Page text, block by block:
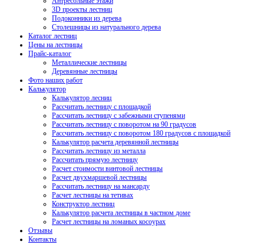
3D проекты лестниц
Подоконники из дерева
Столешницы из натурального дерева
Каталог лестниц
Цены на лестницы
Прайс-каталог
Металлические лестницы
Деревянные лестницы
Фото наших работ
Калькулятор
Калькулятор лесниц
Рассчитать лестницу с площадкой
Рассчитать лестницу с забежными ступенями
Рассчитать лестницу с поворотом на 90 градусов
Рассчитать лестницу с поворотом 180 градусов с площадкой
Калькулятор расчета деревянной лестницы
Рассчитать лестницу из металла
Рассчитать прямую лестницу
Расчет стоимости винтовой лестницы
Расчет двухмаршевой лестницы
Рассчитать лестницу на мансарду
Расчет лестницы на тетивах
Конструктор лестниц
Калькулятор расчета лестницы в частном доме
Расчет лестницы на ломаных косоурах
Отзывы
Контакты